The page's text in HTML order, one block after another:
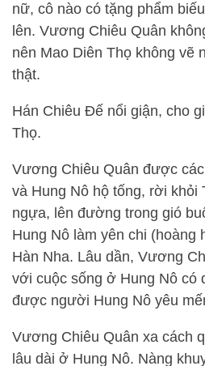
nữ, cô nào có tặng phẩm
lên. Vương Chiêu Quân
nên Mao Diên Thọ không vẽ
thật.
Hán Chiêu Đế nổi giận, cho
Thọ.
Vương Chiêu Quân được
và Hung Nô hộ tống, rời
ngựa, lên đường trong gió
Hung Nô làm yên chi (hoàng
Hàn Nha. Lâu dần, Vương
với cuộc sống ở Hung Nô có
được người Hung Nô yêu
Vương Chiêu Quân xa cách
lâu dài ở Hung Nô. Nàng